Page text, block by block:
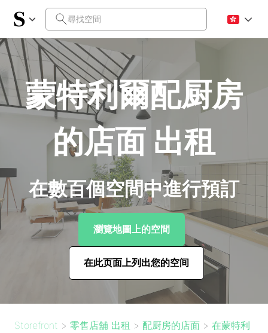
蒙特利爾配厨房
的店面 出租
在數百個空間中進行預訂
瀏覽地圖上的空間
在此页面上列出您的空间
Storefront > 零售店舖 出租 > 配厨房的店面 > 在蒙特利